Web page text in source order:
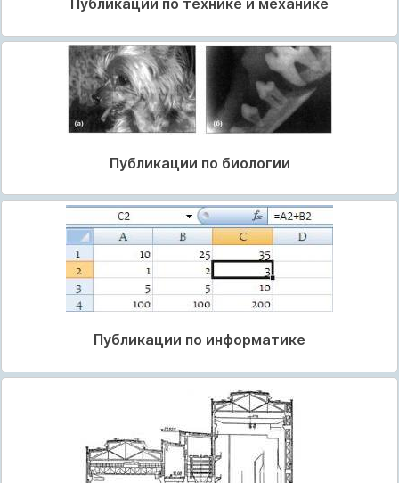
Публикации по технике и механике
Публикации по биологии
Публикации по информатике